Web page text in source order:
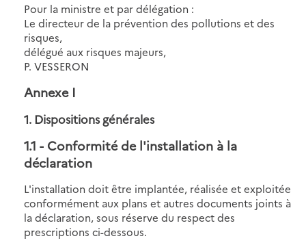
Pour la ministre et par délégation :
Le directeur de la prévention des pollutions et des
risques,
délégué aux risques majeurs,
P. VESSERON
Annexe I
1. Dispositions générales
1.1 - Conformité de l'installation à la
déclaration
L'installation doit être implantée, réalisée et exploitée
conformément aux plans et autres documents joints à
la déclaration, sous réserve du respect des
prescriptions ci-dessous.